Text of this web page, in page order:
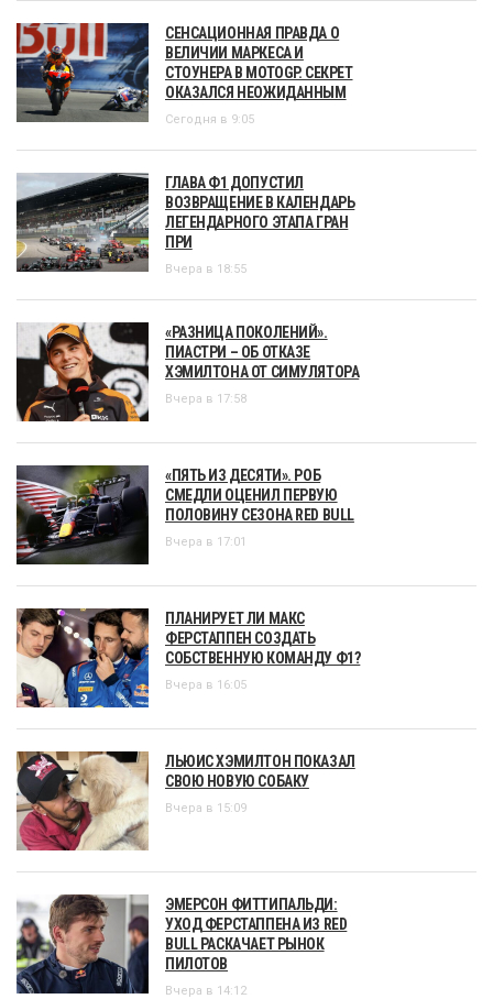
СЕНСАЦИОННАЯ ПРАВДА О
ВЕЛИЧИИ МАРКЕСА И
СТОУНЕРА В MOTOGP. СЕКРЕТ
ОКАЗАЛСЯ НЕОЖИДАННЫМ
Сегодня в 9:05
ГЛАВА Ф1 ДОПУСТИЛ
ВОЗВРАЩЕНИЕ В КАЛЕНДАРЬ
ЛЕГЕНДАРНОГО ЭТАПА ГРАН
ПРИ
Вчера в 18:55
«РАЗНИЦА ПОКОЛЕНИЙ».
ПИАСТРИ – ОБ ОТКАЗЕ
ХЭМИЛТОНА ОТ СИМУЛЯТОРА
Вчера в 17:58
«ПЯТЬ ИЗ ДЕСЯТИ». РОБ
СМЕДЛИ ОЦЕНИЛ ПЕРВУЮ
ПОЛОВИНУ СЕЗОНА RED BULL
Вчера в 17:01
ПЛАНИРУЕТ ЛИ МАКС
ФЕРСТАППЕН СОЗДАТЬ
СОБСТВЕННУЮ КОМАНДУ Ф1?
Вчера в 16:05
ЛЬЮИС ХЭМИЛТОН ПОКАЗАЛ
СВОЮ НОВУЮ СОБАКУ
Вчера в 15:09
ЭМЕРСОН ФИТТИПАЛЬДИ:
УХОД ФЕРСТАППЕНА ИЗ RED
BULL РАСКАЧАЕТ РЫНОК
ПИЛОТОВ
Вчера в 14:12